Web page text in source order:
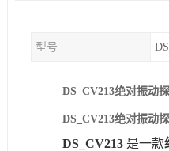
型号
DS_CV213绝对振动
DS_CV213绝对振动
DS_CV213 ‌ 是一款‌